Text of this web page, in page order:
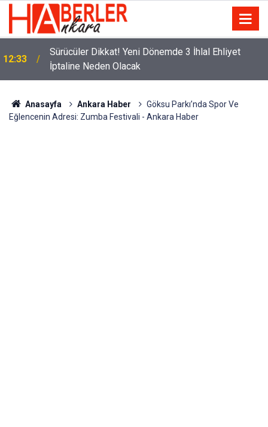
12:33
Sürücüler Dikkat! Yeni Dönemde 3 İhlal Ehliyet
İptaline Neden Olacak
Anasayfa Ankara Haber
Göksu Parkı’nda Spor Ve
Eğlencenin Adresi: Zumba Festivali - Ankara Haber